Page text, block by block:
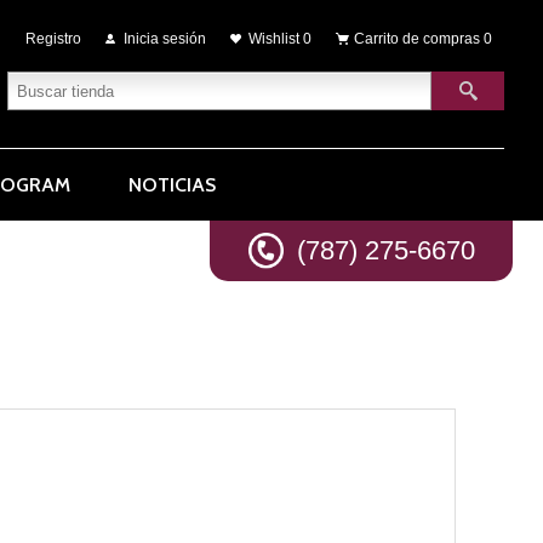
Registro Inicia sesión Wishlist 0 Carrito de compras 0
(787) 275-6670
NOTICIAS